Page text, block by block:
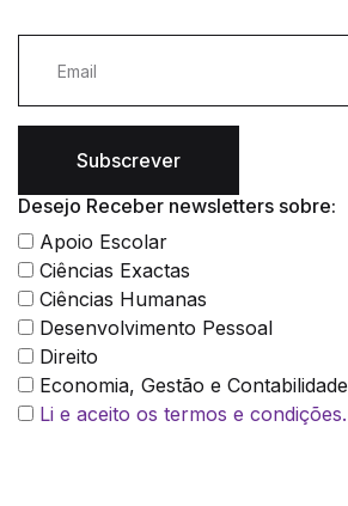
Subscrever
Desejo Receber newsletters sobre:
Apoio Escolar
Ciências Exactas
Ciências Humanas
Desenvolvimento Pessoal
Direito
Economia, Gestão e Contabilidade
Li e aceito os termos e condições.